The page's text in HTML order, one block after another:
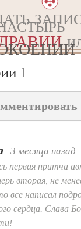
1
3 месяца назад
первая притча
вторая, не
все написал
сердца. Слава